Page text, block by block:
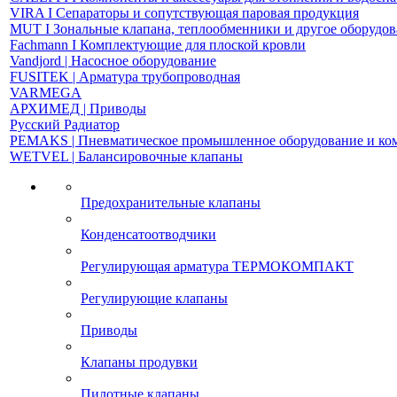
VIRA І Сепараторы и сопутствующая паровая продукция
MUT І Зональные клапана, теплообменники и другое
Fachmann І Комплектующие для плоской кровли
Vandjord | Насосное оборудование
FUSITEK | Арматура трубопроводная
VARMEGA
АРХИМЕД | Приводы
Русский Радиатор
PEMAKS | Пневматическое промышленное оборудование и
WETVEL | Балансировочные клапаны
Предохранительные клапаны
Конденсатоотводчики
Регулирующая арматура ТЕРМОКОМПАКТ
Регулирующие клапаны
Приводы
Клапаны продувки
Пилотные клапаны